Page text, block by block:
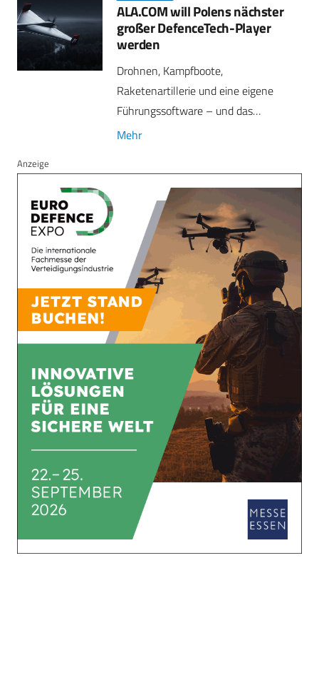
ALA.COM will Polens nächster
großer DefenceTech-Player
werden
Drohnen, Kampfboote,
Raketenartillerie und eine eigene
Führungssoftware – und das…
Mehr
Anzeige